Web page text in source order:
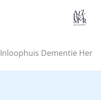
Inloophuis Dementie